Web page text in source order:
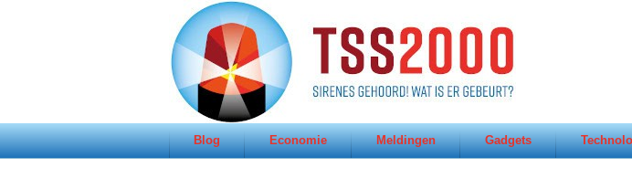
Blog Economie Meldingen Gadgets